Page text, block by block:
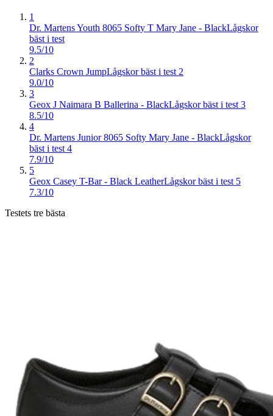
1
Dr. Martens Youth 8065 Softy T Mary Jane - BlackLågskor
bäst i test
9.5/10
2
Clarks Crown JumpLågskor bäst i test 2
9.0/10
3
Geox J Naimara B Ballerina - BlackLågskor bäst i test 3
8.5/10
4
Dr. Martens Junior 8065 Softy Mary Jane - BlackLågskor
bäst i test 4
7.9/10
5
Geox Casey T-Bar - Black LeatherLågskor bäst i test 5
7.3/10
Testets tre bästa